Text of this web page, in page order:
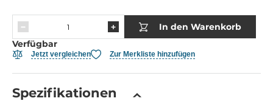
In den Warenkorb
Verfügbar
Jetzt vergleichen Zur Merkliste hinzufügen
Spezifikationen